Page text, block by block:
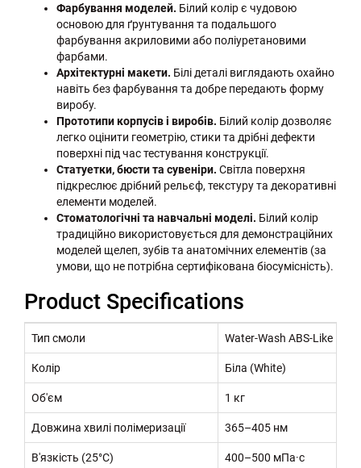
Фарбування моделей. Білий колір є чудовою
основою для ґрунтування та подальшого
фарбування акриловими або поліуретановими
фарбами.
Архітектурні макети. Білі деталі виглядають охайно
навіть без фарбування та добре передають форму
виробу.
Прототипи корпусів і виробів. Білий колір дозволяє
легко оцінити геометрію, стики та дрібні дефекти
поверхні під час тестування конструкції.
Статуетки, бюсти та сувеніри. Світла поверхня
підкреслює дрібний рельєф, текстуру та декоративні
елементи моделей.
Стоматологічні та навчальні моделі. Білий колір
традиційно використовується для демонстраційних
моделей щелеп, зубів та анатомічних елементів (за
умови, що не потрібна сертифікована біосумісність).
Product Specifications
Тип смоли Water-Wash ABS-Like
Колір Біла (White)
Об'єм 1 кг
Довжина хвилі полімеризації 365–405 нм
В'язкість (25°C) 400–500 мПа·с